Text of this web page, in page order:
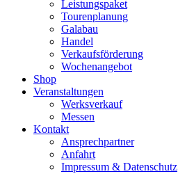
Leistungspaket
Tourenplanung
Galabau
Handel
Verkaufsförderung
Wochenangebot
Shop
Veranstaltungen
Werksverkauf
Messen
Kontakt
Ansprechpartner
Anfahrt
Impressum & Datenschutz